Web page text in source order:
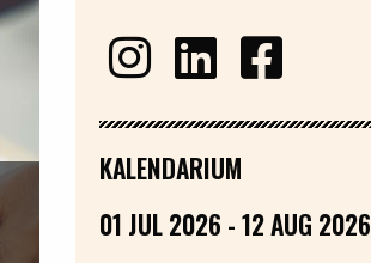
KALENDARIUM
01 JUL 2026 - 12 AUG 2026